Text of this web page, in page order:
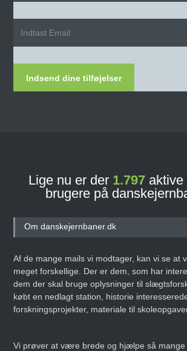
Indsend dine tilføjelser
Lige nu er der 1.797aktive
brugere på
Om danskejernbaner.dk
Af de mange mails vi modtager, kan vi se at
meget forskellige. Der er dem, som har
dem der skal bruge oplysninger til
købt en nedlagt station, historie
forskningsprojekter, materiale til
Vi prøver at være brede og hjælpe så mange